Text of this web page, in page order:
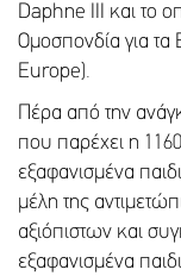
Daphne III και το
Ομοσπονδία για
Europe).
Πέρα από την
που παρέχει η
εξαφανισμένα
μέλη της
αξιόπιστων και
εξαφανισμένα